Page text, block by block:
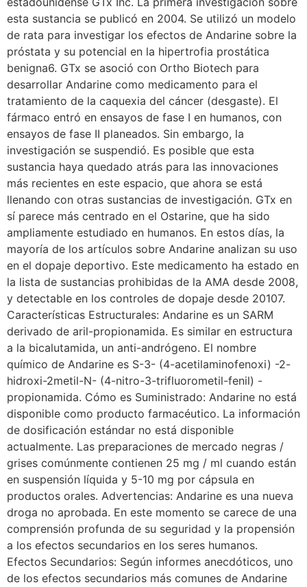
esta sustancia se publicó en 2004. Se utilizó un modelo
de rata para investigar los efectos de Andarine sobre la
próstata y su potencial en la hipertrofia prostática
benigna6. GTx se asoció con Ortho Biotech para
desarrollar Andarine como medicamento para el
tratamiento de la caquexia del cáncer (desgaste). El
fármaco entró en ensayos de fase I en humanos, con
ensayos de fase II planeados. Sin embargo, la
investigación se suspendió. Es posible que esta
sustancia haya quedado atrás para las innovaciones
más recientes en este espacio, que ahora se está
llenando con otras sustancias de investigación. GTx en
sí parece más centrado en el Ostarine, que ha sido
ampliamente estudiado en humanos. En estos días, la
mayoría de los artículos sobre Andarine analizan su uso
en el dopaje deportivo. Este medicamento ha estado en
la lista de sustancias prohibidas de la AMA desde 2008,
y detectable en los controles de dopaje desde 20107.
Características Estructurales: Andarine es un SARM
derivado de aril-propionamida. Es similar en estructura
a la bicalutamida, un anti-andrógeno. El nombre
químico de Andarine es S-3- (4-acetilaminofenoxi) -2-
hidroxi-2metil-N- (4-nitro-3-trifluorometil-fenil) -
propionamida. Cómo es Suministrado: Andarine no está
disponible como producto farmacéutico. La información
de dosificación estándar no está disponible
actualmente. Las preparaciones de mercado negras /
grises comúnmente contienen 25 mg / ml cuando están
en suspensión líquida y 5-10 mg por cápsula en
productos orales. Advertencias: Andarine es una nueva
droga no aprobada. En este momento se carece de una
comprensión profunda de su seguridad y la propensión
a los efectos secundarios en los seres humanos.
Efectos Secundarios: Según informes anecdóticos, uno
de los efectos secundarios más comunes de Andarine